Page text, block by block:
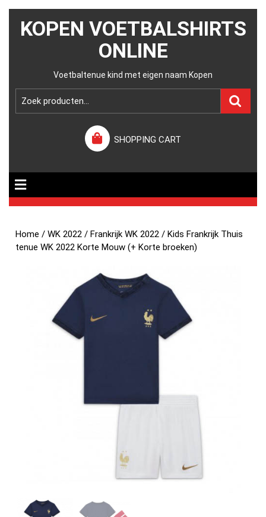
KOPEN VOETBALSHIRTS
ONLINE
Voetbaltenue kind met eigen naam Kopen
SHOPPING CART
Home /WK 2022 /Frankrijk WK 2022 / Kids Frankrijk Thuis
tenue WK 2022 Korte Mouw (+ Korte broeken)